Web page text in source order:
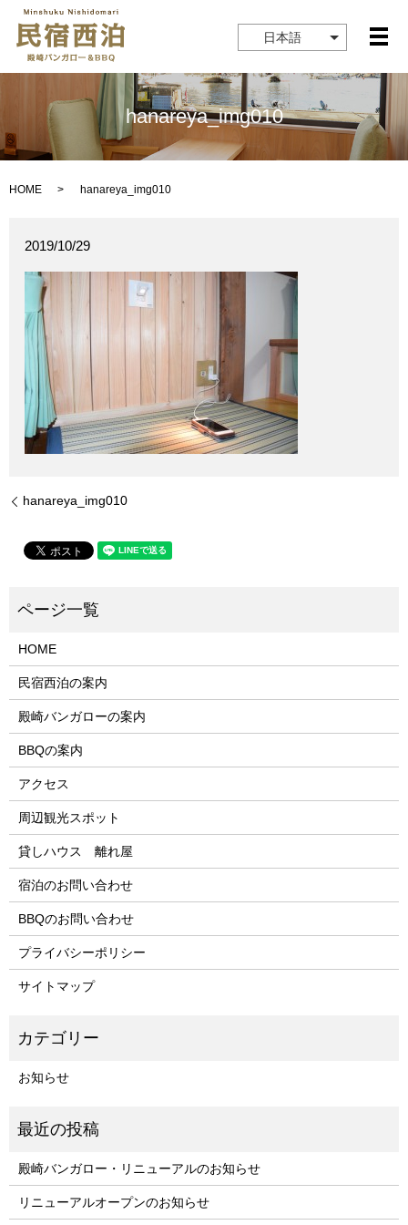
日本語 メ
hanareya_img010
HOME hanareya_img010
2019/10/29
hanareya_img010
HOME
民宿西泊の案内
殿崎バンガローの案内
BBQの案内
アクセス
周辺観光スポット
貸しハウス 離れ屋
宿泊のお問い合わせ
BBQのお問い合わせ
プライバシーポリシー
サイトマップ
お知らせ
殿崎バンガロー・リニューアルのお知らせ
リニューアルオープンのお知らせ